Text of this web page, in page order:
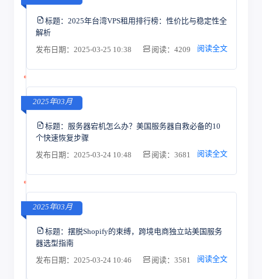
标题： 2025年台湾VPS租用排行榜：性价比与稳定性全
解析
发布日期：2025-03-25 10:38
阅读：4209 阅读全文
2025年03月
标题： 服务器宕机怎么办？美国服务器自救必备的10
个快速恢复步骤
发布日期：2025-03-24 10:48
阅读：3681 阅读全文
2025年03月
标题： 摆脱Shopify的束缚，跨境电商独立站美国服务
器选型指南
发布日期：2025-03-24 10:46
阅读：3581 阅读全文